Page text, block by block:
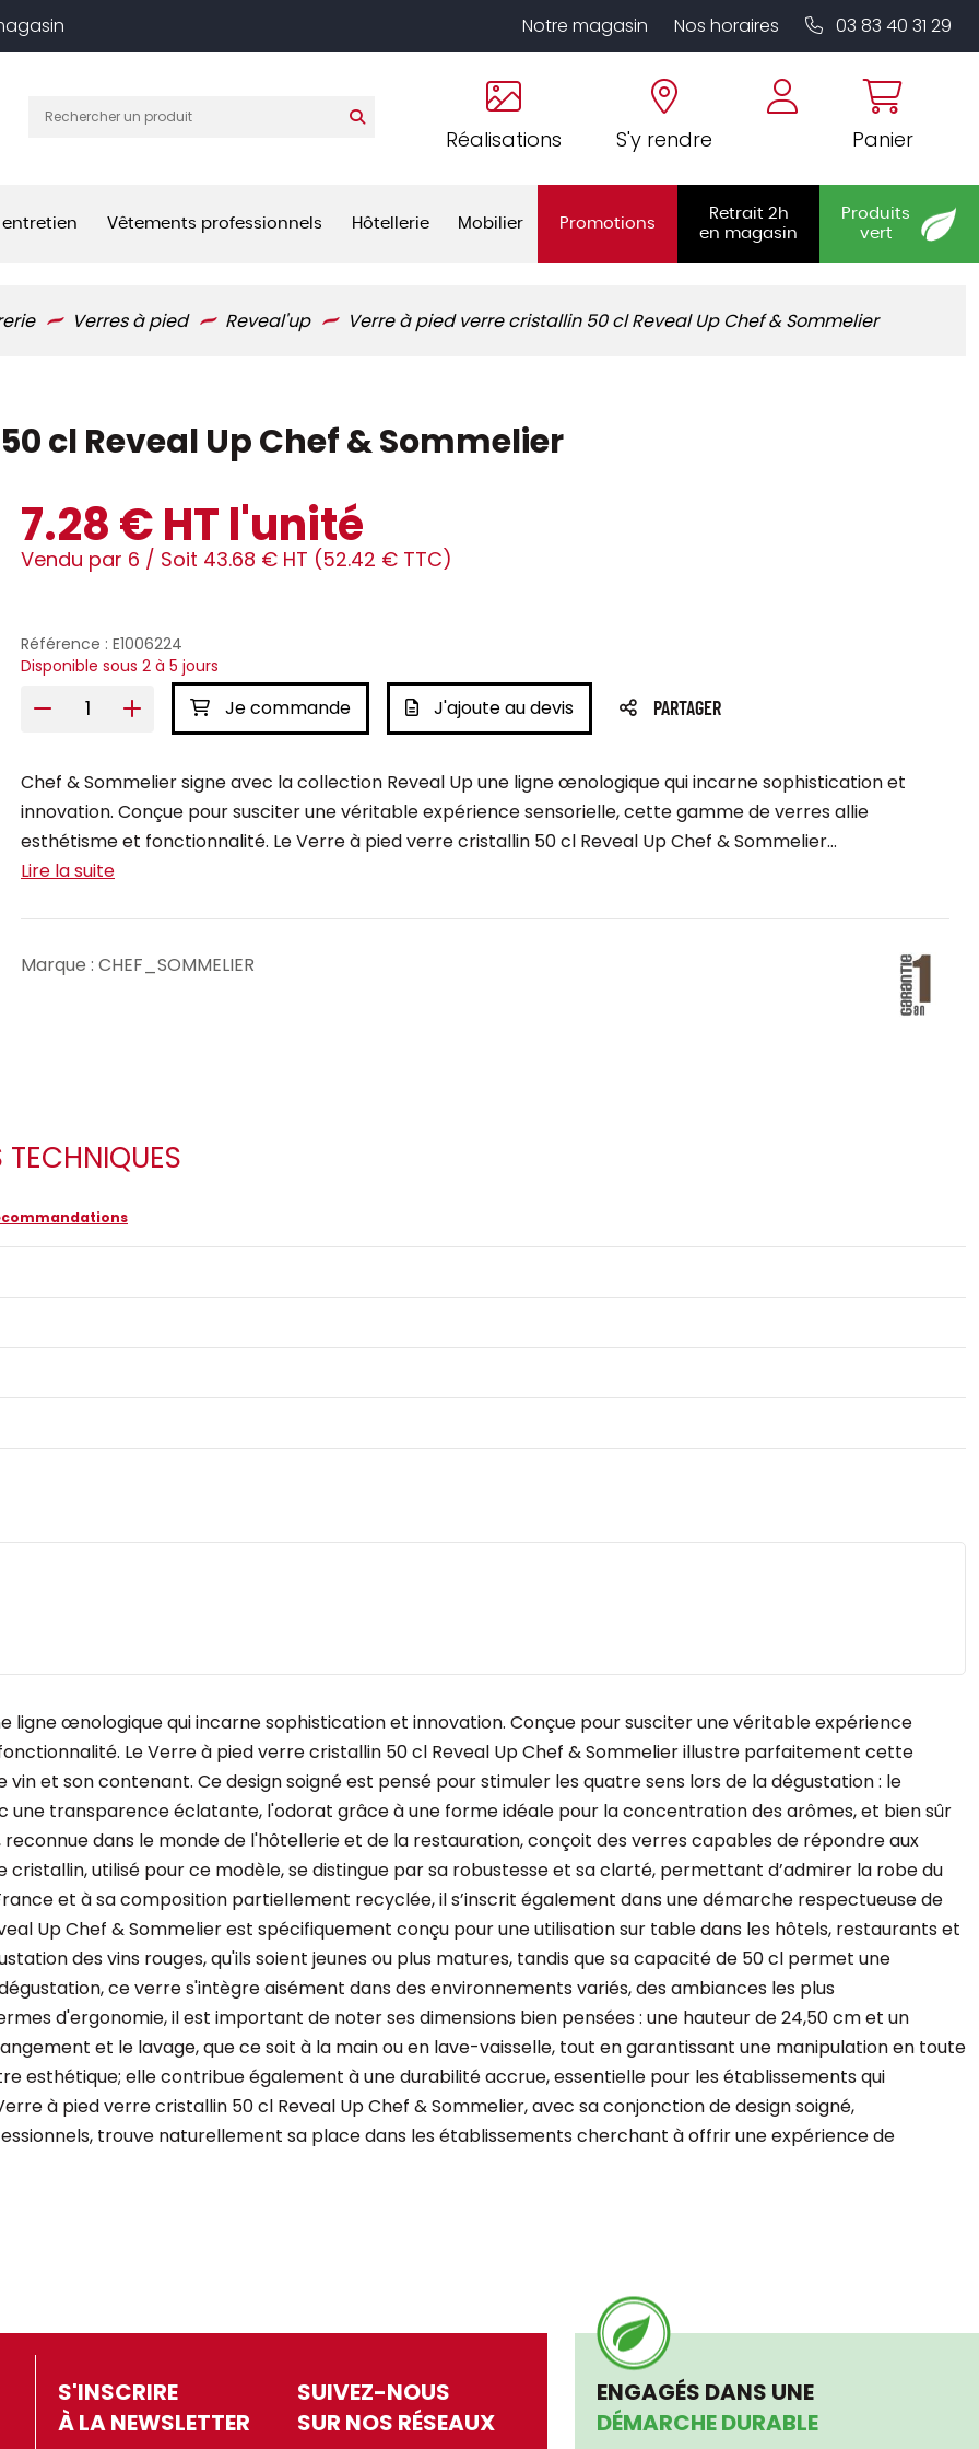
Notre magasin Nos horaires 03 83 40 31 29
Réalisations S'y rendre Panier
entretien Vêtements professionnels Hôtellerie Mobilier Promotions
Retrait 2h
en magasin
Produits
vert
Verres à pied Reveal'up Verre à pied verre cristallin 50 cl Reveal Up Chef & Sommelier
cl Reveal Up Chef & Sommelier
7.28 € HT l'unité
Vendu par 6 / Soit 43.68 € HT (52.42 € TTC)
Référence : E1006224
Disponible sous 2 à 5 jours
Je commande J'ajoute au devis PARTAGER
Chef & Sommelier signe avec la collection Reveal Up une ligne œnologique qui incarne sophistication et
innovation. Conçue pour susciter une véritable expérience sensorielle, cette gamme de verres allie
esthétisme et fonctionnalité. Le Verre à pied verre cristallin 50 cl Reveal Up Chef & Sommelier...
Lire la suite
Marque : CHEF_SOMMELIER
ligne œnologique qui incarne sophistication et innovation. Conçue pour susciter une véritable expérience
Le Verre à pied verre cristallin 50 cl Reveal Up Chef & Sommelier illustre parfaitement cette
et son contenant. Ce design soigné est pensé pour stimuler les quatre sens lors de la dégustation : le
transparence éclatante, l'odorat grâce à une forme idéale pour la concentration des arômes, et bien sûr
dans le monde de l'hôtellerie et de la restauration, conçoit des verres capables de répondre aux
utilisé pour ce modèle, se distingue par sa robustesse et sa clarté, permettant d’admirer la robe du
et à sa composition partiellement recyclée, il s’inscrit également dans une démarche respectueuse de
Up Chef & Sommelier est spécifiquement conçu pour une utilisation sur table dans les hôtels, restaurants et
des vins rouges, qu'ils soient jeunes ou plus matures, tandis que sa capacité de 50 cl permet une
ce verre s'intègre aisément dans des environnements variés, des ambiances les plus
d'ergonomie, il est important de noter ses dimensions bien pensées : une hauteur de 24,50 cm et un
et le lavage, que ce soit à la main ou en lave-vaisselle, tout en garantissant une manipulation en toute
esthétique; elle contribue également à une durabilité accrue, essentielle pour les établissements qui
à pied verre cristallin 50 cl Reveal Up Chef & Sommelier, avec sa conjonction de design soigné,
trouve naturellement sa place dans les établissements cherchant à offrir une expérience de
S'INSCRIRE
À LA NEWSLETTER
SUIVEZ-NOUS
SUR NOS RÉSEAUX
ENGAGÉS DANS UNE
DÉMARCHE DURABLE